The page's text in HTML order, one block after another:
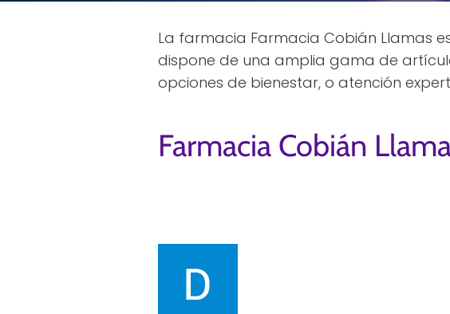
La farmacia Farmacia Cobián Llamas
dispone de una amplia gama de
opciones de bienestar, o atención
Farmacia Cobián